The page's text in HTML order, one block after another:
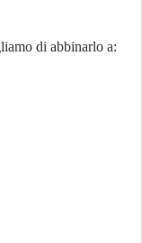
di abbinarlo a: